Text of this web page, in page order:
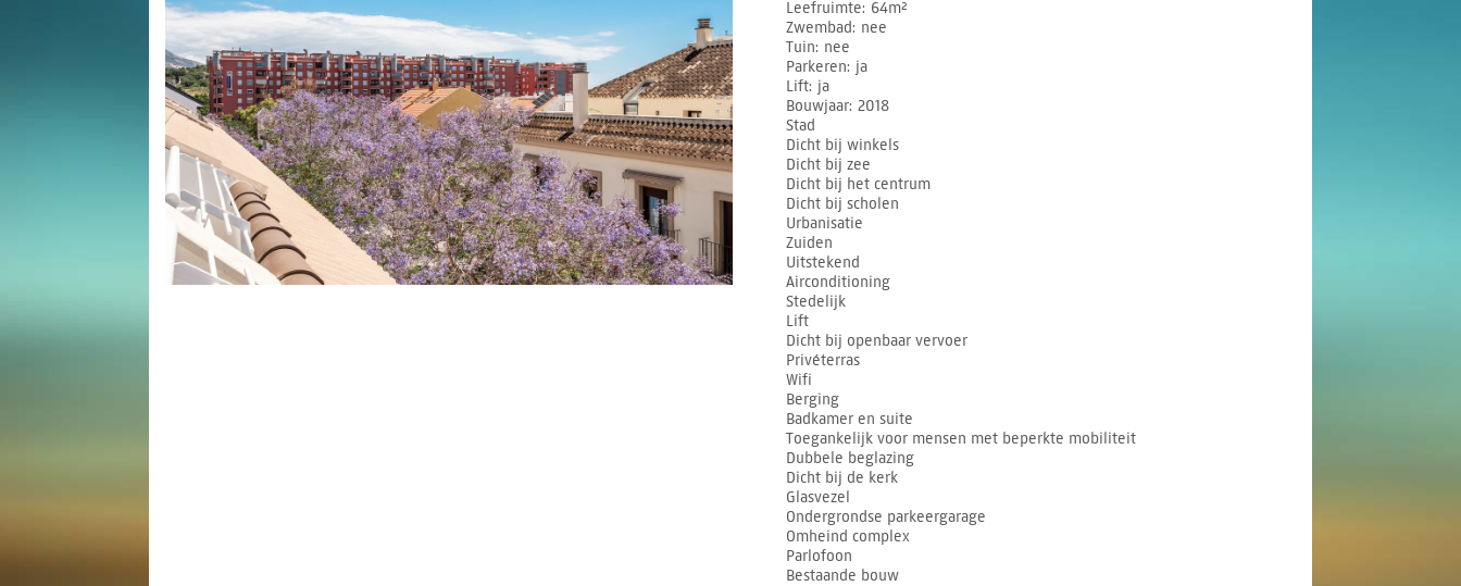
Leefruimte 64m²
Zwembad
nee
Tuin nee
Parkeren ja
Lift ja
Bouwjaar 2018
Stad
Dicht bij winkels
Dicht bij zee
Dicht bij het centrum
Dicht bij scholen
Urbanisatie
Zuiden
Uitstekend
Airconditioning
Stedelijk
Lift
Dicht bij openbaar vervoer
Privéterras
Wifi
Berging
Badkamer en suite
Toegankelijk voor mensen met beperkte mobiliteit
Dubbele beglazing
Dicht bij de kerk
Glasvezel
Ondergrondse parkeergarage
Omheind complex
Parlofoon
Bestaande bouw